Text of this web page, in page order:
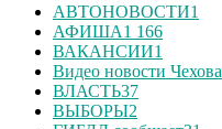
АВТОНОВОСТИ1
АФИША1 166
ВАКАНСИИ1
Видео новости Чехова
ВЛАСТЬ37
ВЫБОРЫ2